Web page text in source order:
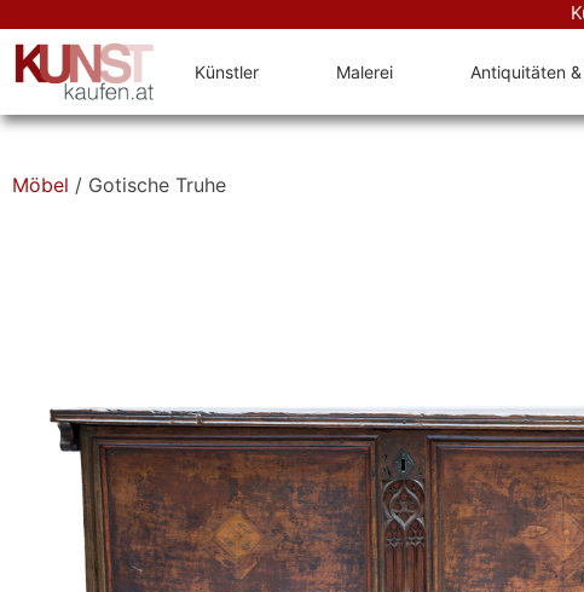
Künstler Malerei Antiquitäten
Möbel / Gotische Truhe